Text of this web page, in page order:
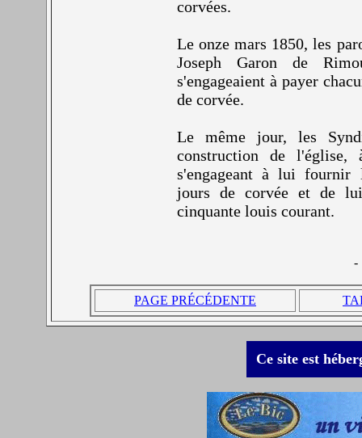
corvées.
Le onze mars 1850, les
Joseph Garon de
s'engageaient à payer
de corvée.
Le même jour, les
construction de l'église,
s'engageant à lui fournir
jours de corvée et de
cinquante louis courant.
-
PAGE PRÉCÉDENTE
Ce site est